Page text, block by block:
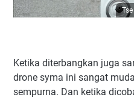
Ketika diterbangkan juga
drone syma ini sangat
sempurna. Dan ketika